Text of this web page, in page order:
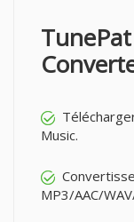
Music.
MP3/AAC/